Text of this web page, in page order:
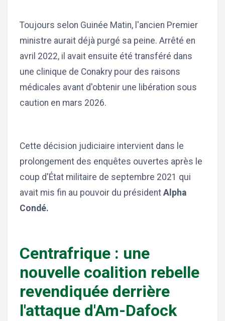
Toujours selon Guinée Matin, l'ancien Premier
ministre aurait déjà purgé sa peine. Arrêté en
avril 2022, il avait ensuite été transféré dans
une clinique de Conakry pour des raisons
médicales avant d'obtenir une libération sous
caution en mars 2026.
Cette décision judiciaire intervient dans le
prolongement des enquêtes ouvertes après le
coup d'État militaire de septembre 2021 qui
avait mis fin au pouvoir du président Alpha
Condé.
Centrafrique : une
nouvelle coalition rebelle
revendiquée derrière
l'attaque d'Am-Dafock